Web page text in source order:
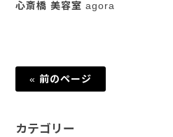
心斎橋 美容室 agora
« 前のページ
カテゴリー